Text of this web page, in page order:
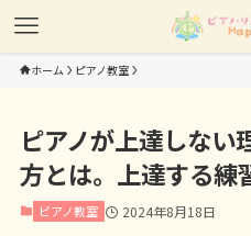
ホーム ピアノ教室
ピアノが上達しない
方とは。上達する練
ピアノ教室 2024年8月18日